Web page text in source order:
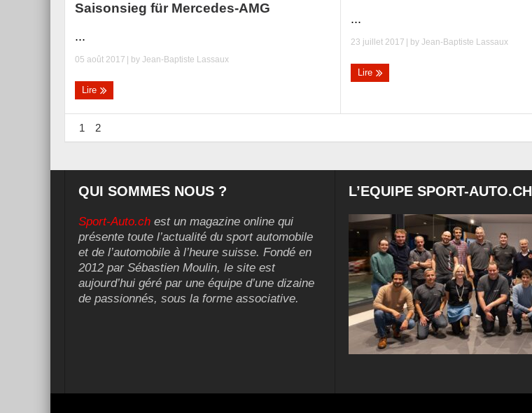
Saisonsieg für Mercedes-AMG
...
05 août 2017 | by Jean-Baptiste Lassaux
Lire
...
23 juillet 2017 | byJean-Baptiste Lassaux
Lire
1 2
QUI SOMMES NOUS ?
Sport-Auto.ch est un magazine online qui
présente toute l’actualité du sport automobile
et de l’automobile à l’heure suisse. Fondé en
2012 par Sébastien Moulin, le site est
aujourd’hui géré par une équipe d’une dizaine
de passionnés, sous la forme associative.
L’EQUIPE SPORT-AUTO.CH